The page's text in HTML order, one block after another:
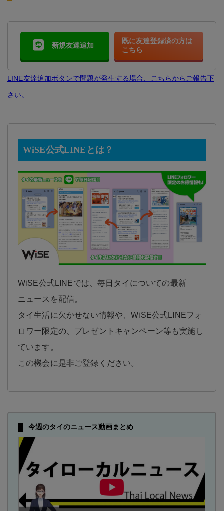
新規友達追加
既に友達登録済の方は
こちら
LINE友達追加ボタンで問題が発生する場合、こちらからご報告下
さい。
WiSE公式LINEとは？
WiSE公式LINEでは、毎日タイについての最新
ニュースを配信。
タイ生活に欠かせない情報や、WiSE公式LINEフォ
ロワー限定の、プレゼントキャンペーン等も実施し
ています。
この機会に是非ご登録ください。
今週のタイのニュース動画まとめ